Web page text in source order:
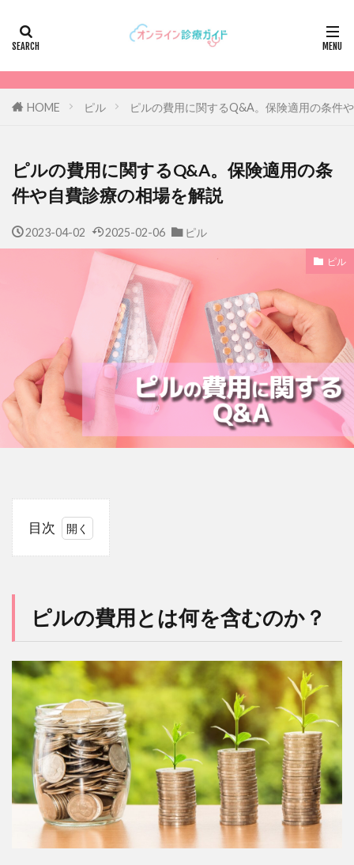
HOME ピル ピルの費用に関するQ&A。保険適用の条件
ピルの費用に関するQ&A。保険適用の条
件や自費診療の相場を解説
2023-04-02 2025-02-06 ピル
ピル
目次
は何
か？
ピル
の種
類に
よっ
て費
用は
どう
変わ
るの
ピルの費用とは何を含むのか？